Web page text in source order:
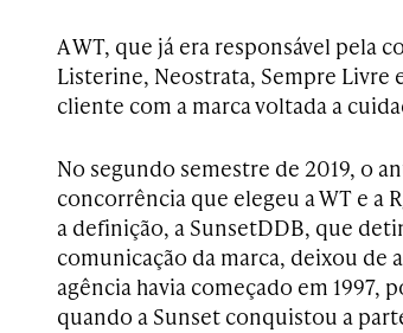
A WT, que já era responsável pela
Listerine, Neostrata, Sempre Livre
cliente com a marca voltada a
No segundo semestre de 2019, o
concorrência que elegeu a WT e a
a definição, a SunsetDDB, que
comunicação da marca, deixou de
agência havia começado em 1997,
quando a Sunset conquistou a